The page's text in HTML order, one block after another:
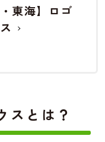
東海】ロゴ
スとは？